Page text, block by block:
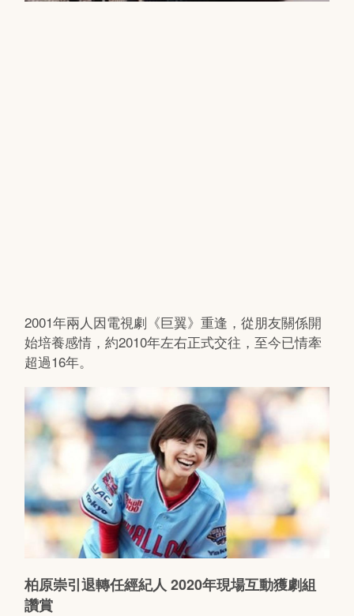
2001年兩人因電視劇《巨翼》重逢，從朋友關係開
始培養感情，約2010年左右正式交往，至今已情牽
超過16年。
柏原崇引退轉任經紀人 2020年現場互動獲劇組
讚賞